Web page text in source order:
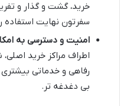
خرید، گشت و گذار و
سفرتون نهایت استفاده
امنیت و دسترسی به
اطراف مراکز خرید
رفاهی و خدماتی
بی دغدغه تر.